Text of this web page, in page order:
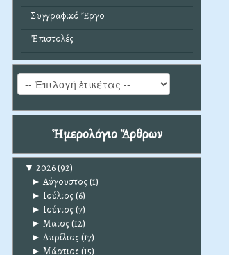
Συγγραφικό Ἔργο
Ἐπιστολές
Ἡμερολόγιο Ἄρθρων
▼ 2026(92)
► Αύγουστος (1)
► Ιούλιος (6)
► Ιούνιος (7)
► Μαϊος (12)
► Απρίλιος (17)
► Μάρτιος (15)